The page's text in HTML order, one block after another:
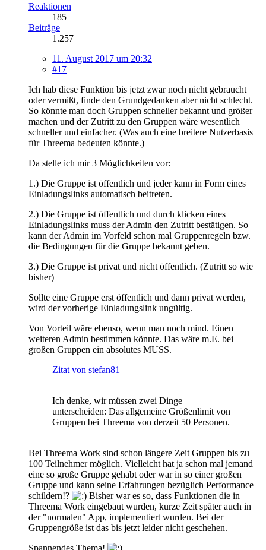
Reaktionen
185
Beiträge
1.257
11. August 2017 um 20:32
#17
Ich hab diese Funktion bis jetzt zwar noch nicht gebraucht
oder vermißt, finde den Grundgedanken aber nicht schlecht.
So könnte man doch Gruppen schneller bekannt und größer
machen und der Zutritt zu den Gruppen wäre wesentlich
schneller und einfacher. (Was auch eine breitere Nutzerbasis
für Threema bedeuten könnte.)
Da stelle ich mir 3 Möglichkeiten vor:
1.) Die Gruppe ist öffentlich und jeder kann in Form eines
Einladungslinks automatisch beitreten.
2.) Die Gruppe ist öffentlich und durch klicken eines
Einladungslinks muss der Admin den Zutritt bestätigen. So
kann der Admin im Vorfeld schon mal Gruppenregeln bzw.
die Bedingungen für die Gruppe bekannt geben.
3.) Die Gruppe ist privat und nicht öffentlich. (Zutritt so wie
bisher)
Sollte eine Gruppe erst öffentlich und dann privat werden,
wird der vorherige Einladungslink ungültig.
Von Vorteil wäre ebenso, wenn man noch mind. Einen
weiteren Admin bestimmen könnte. Das wäre m.E. bei
großen Gruppen ein absolutes MUSS.
Zitat von stefan81
Ich denke, wir müssen zwei Dinge
unterscheiden: Das allgemeine Größenlimit von
Gruppen bei Threema von derzeit 50 Personen.
Bei Threema Work sind schon längere Zeit Gruppen bis zu
100 Teilnehmer möglich. Vielleicht hat ja schon mal jemand
eine so große Gruppe gehabt oder war in so einer großen
Gruppe und kann seine Erfahrungen bezüglich Performance
schildern!?
Bisher war es so, dass Funktionen die in
Threema Work eingebaut wurden, kurze Zeit später auch in
der "normalen" App, implementiert wurden. Bei der
Gruppengröße ist das bis jetzt leider nicht geschehen.
Spannendes Thema!